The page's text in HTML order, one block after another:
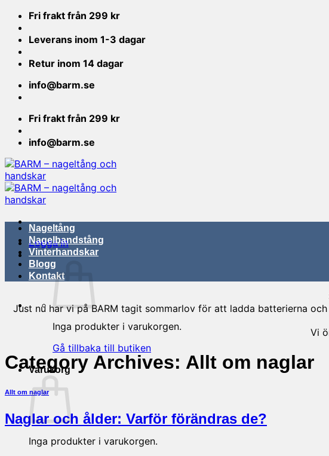
Skip
content
Fri frakt från 299 kr
Leverans inom 1-3 dagar
Retur inom 14 dagar
info@barm.se
Fri frakt från 299 kr
info@barm.se
Logga in
Inga produkter i varukorgen.
Gå tillbaka till butiken
Varukorg
Inga produkter i varukorgen.
Nageltång
Nagelbandstång
Vinterhandskar
Blogg
Kontakt
Just nu har vi på BARM tagit sommarlov för att ladda batterierna
Vi
Category Archives: Allt om naglar
Allt om naglar
Naglar och ålder: Varför förändras de?